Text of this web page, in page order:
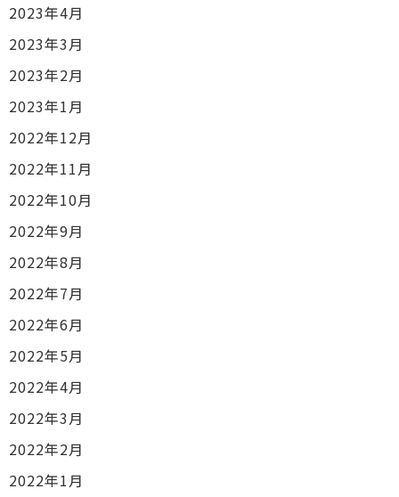
2023年4月
2023年3月
2023年2月
2023年1月
2022年12月
2022年11月
2022年10月
2022年9月
2022年8月
2022年7月
2022年6月
2022年5月
2022年4月
2022年3月
2022年2月
2022年1月